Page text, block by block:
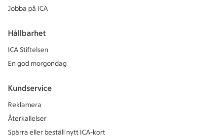
Jobba på ICA
Hållbarhet
ICA Stiftelsen
En god morgondag
Kundservice
Reklamera
Återkallelser
Spärra eller beställ nytt ICA-kort